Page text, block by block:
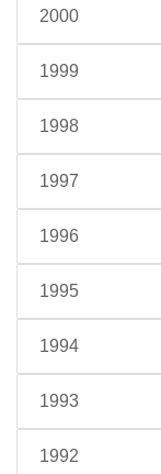
2000
1999
1998
1997
1996
1995
1994
1993
1992